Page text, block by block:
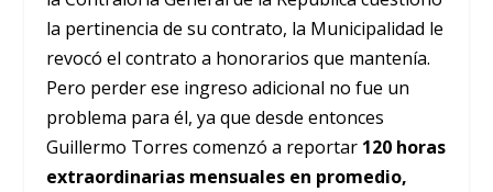
la pertinencia de su contrato, la Municipalidad le
revocó el contrato a honorarios que mantenía.
Pero perder ese ingreso adicional no fue un
problema para él, ya que desde entonces
Guillermo Torres comenzó a reportar 120 horas
extraordinarias mensuales en promedio,